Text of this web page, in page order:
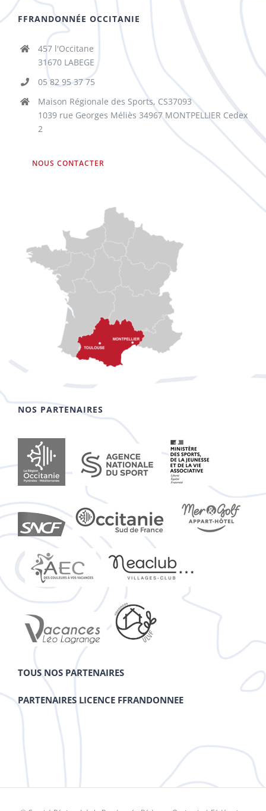
FFRANDONNÉE OCCITANIE
457 l'Occitane
31670 LABEGE
05 82 95 37 75
Maison Régionale des Sports, CS37093
1039 rue Georges Méliès 34967 MONTPELLIER Cedex
2
NOUS CONTACTER
NOS PARTENAIRES
TOUS NOS PARTENAIRES
PARTENAIRES LICENCE FFRANDONNEE